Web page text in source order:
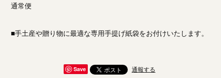
通常便
■手土産や贈り物に最適な専用手提げ紙袋をお付けいたします。
Save 通報する